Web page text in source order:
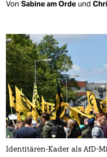
Von Sabine am Orde und
Identitären-Kader als AfD-